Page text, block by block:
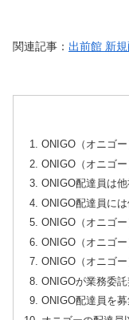
関連記事： 出前館 新
ONIGO（オニゴ
ONIGO（オニゴ
ONIGO配達員は
ONIGO配達員に
ONIGO（オニゴ
ONIGO（オニゴ
ONIGO（オニゴ
ONIGOが業務委
ONIGO配達員を